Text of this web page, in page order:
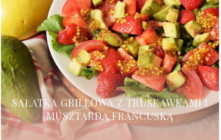
SAŁATKA GRILLOWA Z TRUSKAWKAMI I
MUSZTARDĄ FRANCUSKĄ